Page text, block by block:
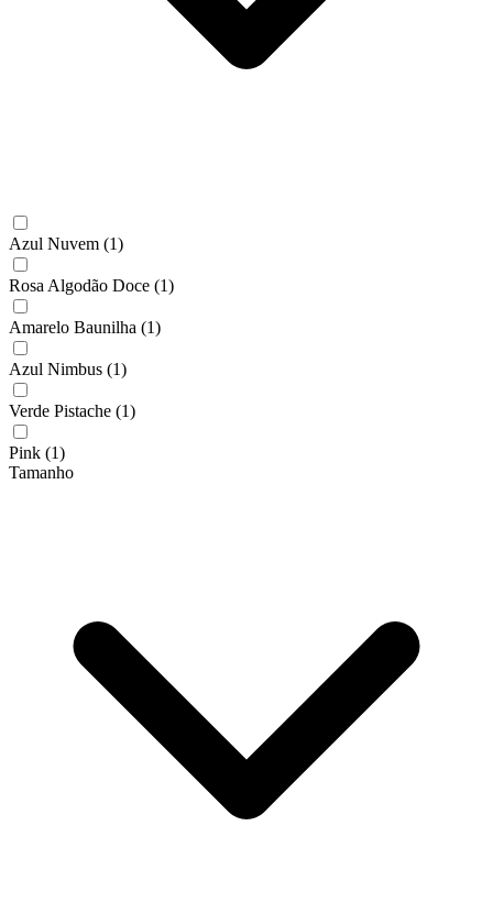
Azul Nuvem (1)
Rosa Algodão Doce (1)
Amarelo Baunilha (1)
Azul Nimbus (1)
Verde Pistache (1)
Pink (1)
Tamanho